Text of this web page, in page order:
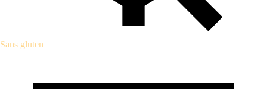
Sans gluten